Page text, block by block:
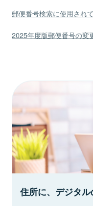
郵便番号検索に使用され
2025年度版郵便番号の変
住所に、デジタル